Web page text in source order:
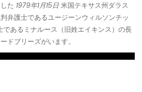
た 1979年1月15日 米国テキサス州ダラス
弁護士であるユージーンウィルソンチッ
であるミナルース（旧姓エイキンス）の長
ドブリーズがいます。